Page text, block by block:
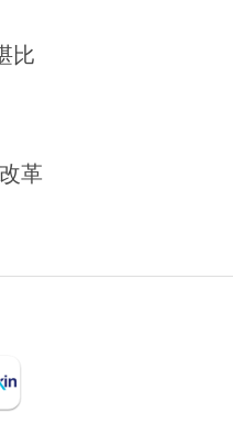
比
革